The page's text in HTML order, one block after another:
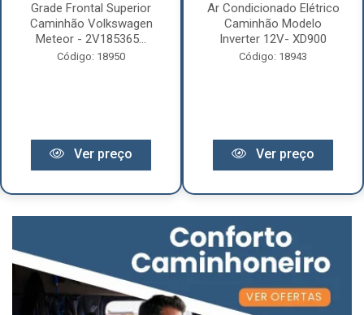
Grade Frontal Superior
Caminhão Volkswagen
Meteor - 2V185365...
Código: 18950
Ver preço
Ar Condicionado Elétrico
Caminhão Modelo
Inverter 12V- XD900
Código: 18943
Ver preço